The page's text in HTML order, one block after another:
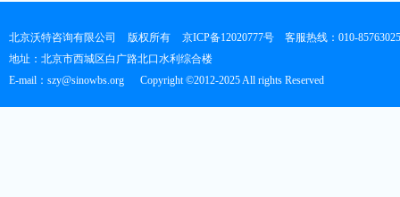
北京沃特咨询有限公司 版权所有 京ICP备12020777号 客服热线：010-85763025
地址：北京市西城区白广路北口水利综合楼
E-mail：szy@sinowbs.org
Copyright ©2012-2025 All rights Reserved